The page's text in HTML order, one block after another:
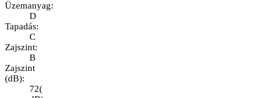
Üzemanyag:
D
Tapadás:
C
Zajszint:
B
Zajszint
(dB):
72(